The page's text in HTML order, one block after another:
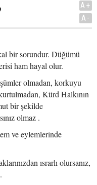
A+
A-
bir sorundur. Düğümü
ham hayal olur.
olmadan, korkuyu
Kürd Halkının
bir şekilde
olmaz .
ve eylemlerinde
ısrarlı olursanız,